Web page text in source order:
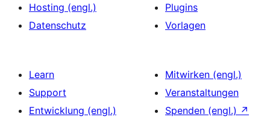
Hosting (engl.)
Datenschutz
Plugins
Vorlagen
Learn
Support
Entwicklung (engl.)
Mitwirken (engl.)
Veranstaltungen
Spenden (engl.) ↗